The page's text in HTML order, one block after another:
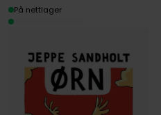
På nettlager